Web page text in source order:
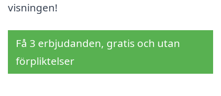
visningen!
Få 3 erbjudanden, gratis och utan
förpliktelser